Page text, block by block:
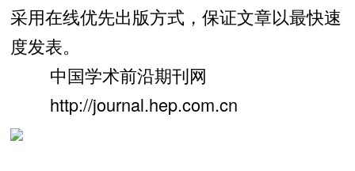
采用在线优先出版方式，保证文章以最快速
度发表。
中国学术前沿期刊网
http://journal.hep.com.cn